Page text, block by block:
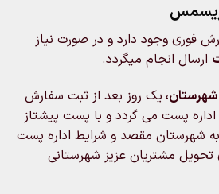
فوری وجود دارد و در صورت نیاز
ارسال انجام میگردد.
شهرستان، یک روز بعد از ثبت سفارش
پست می گردد و با پست پیشتاز
به شهرستان مقصد و شرایط اداره پست
مشتریان عزیز شهرستانی